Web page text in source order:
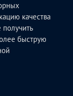
качества
быструю